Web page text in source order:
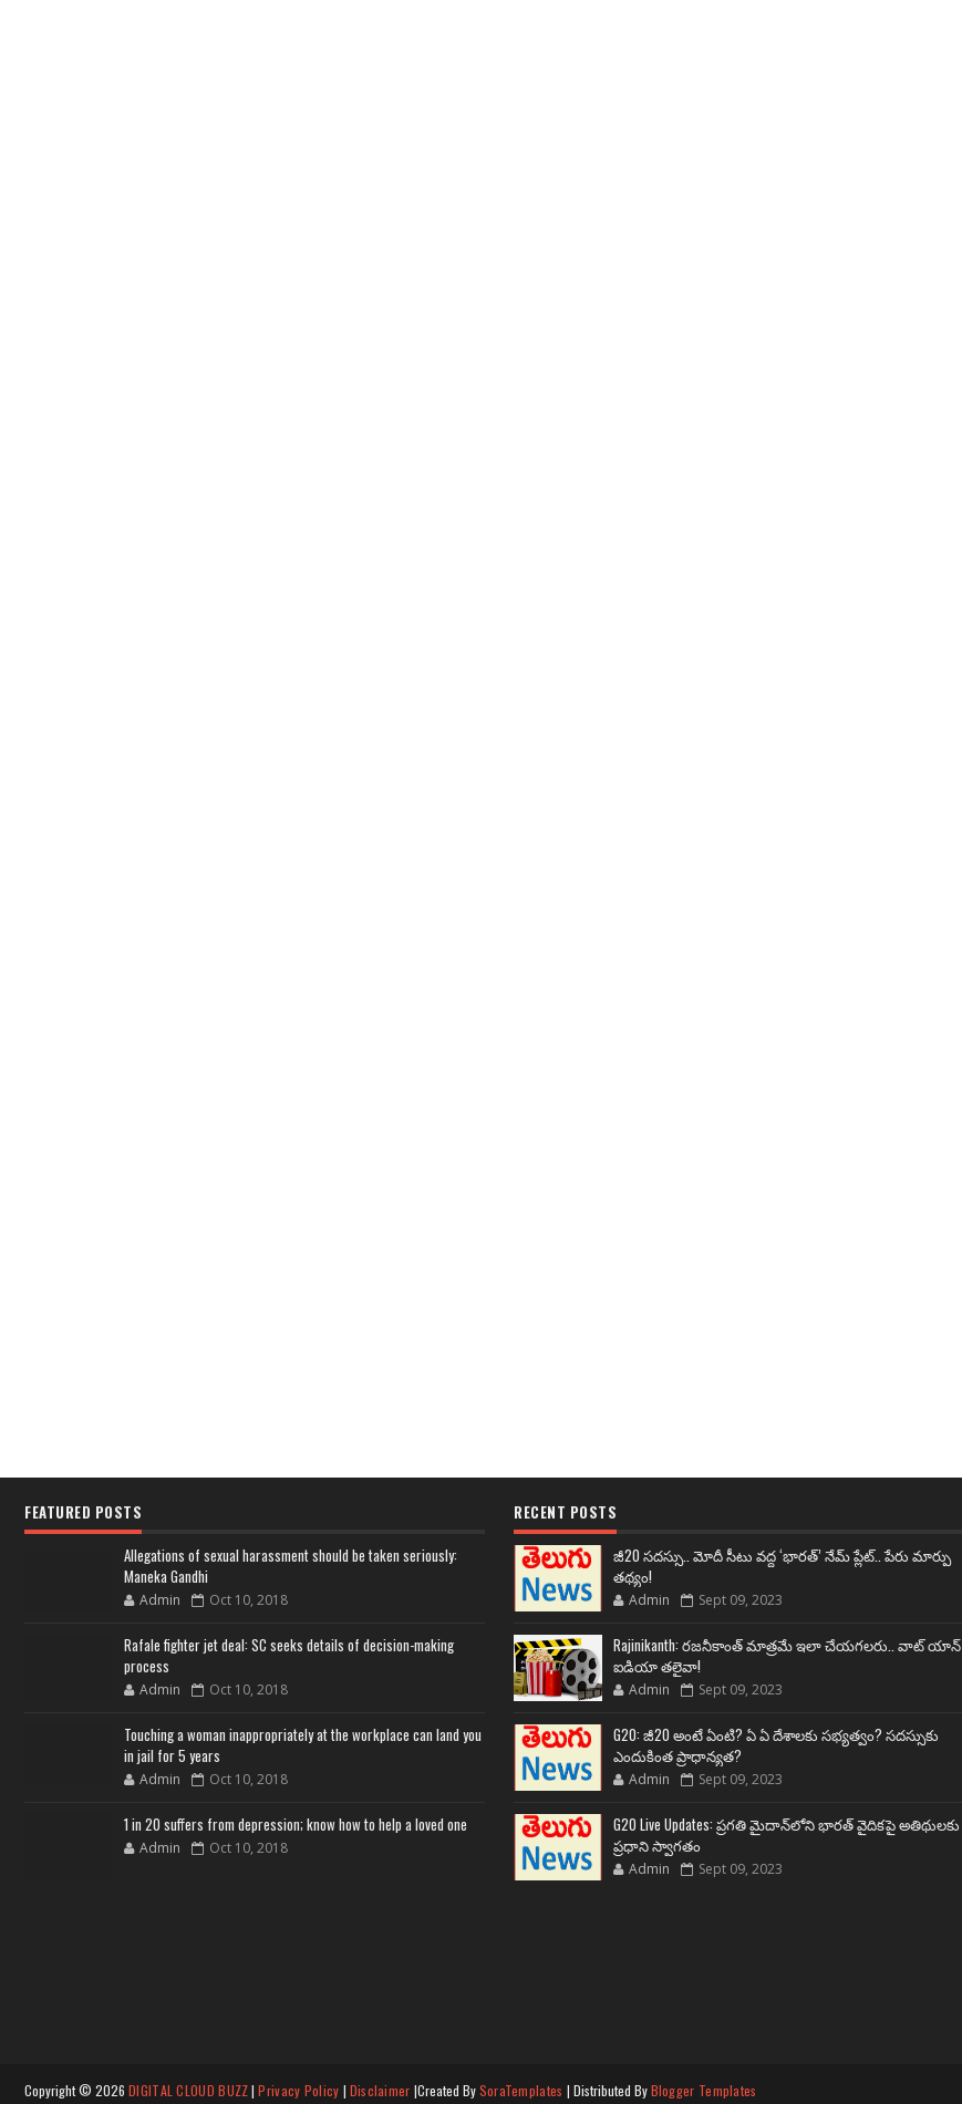
FEATURED POSTS
Allegations of sexual harassment should be taken seriously:
Maneka Gandhi
Admin Oct 10, 2018
Rafale fighter jet deal: SC seeks details of decision-making
process
Admin Oct 10, 2018
Touching a woman inappropriately at the workplace can land you
in jail for 5 years
Admin Oct 10, 2018
1 in 20 suffers from depression; know how to help a loved one
Admin Oct 10, 2018
RECENT POSTS
జీ20 సదస్సు.. మోదీ సీటు వద్ద ‘భారత్’ నేమ్ ప్లేట్‌.. పేరు మార్పు
తథ్యం!
Admin Sept 09, 2023
Rajinikanth: రజనీకాంత్ మాత్రమే ఇలా చేయగలరు.. వాట్ యాన్
ఐడియా తలైవా!
Admin Sept 09, 2023
G20: జీ20 అంటే ఏంటి? ఏ ఏ దేశాలకు సభ్యత్వం? సదస్సుకు
ఎందుకింత ప్రాధాన్యత?
Admin Sept 09, 2023
G20 Live Updates: ప్రగతి మైదాన్‌లోని భారత్ వైదికపై అతిథులకు
ప్రధాని స్వాగతం
Admin Sept 09, 2023
Copyright © 2026 DIGITAL CLOUD BUZZ|Privacy Policy | Disclaimer |Created BySoraTemplates | Distributed ByBlogger Templates